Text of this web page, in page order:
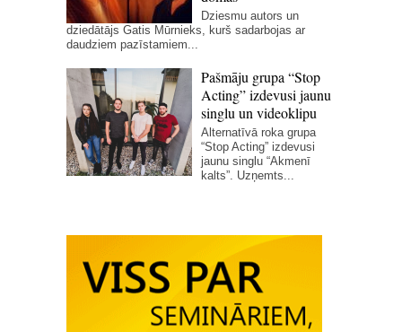
Dziesmu autors un
dziedātājs Gatis Mūrnieks, kurš sadarbojas ar
daudziem pazīstamiem...
Pašmāju grupa “Stop
Acting” izdevusi jaunu
singlu un videoklipu
Alternatīvā roka grupa
“Stop Acting” izdevusi
jaunu singlu “Akmenī
kalts”. Uzņemts...